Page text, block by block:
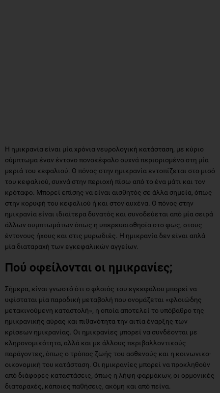
Η ημικρανία είναι μία χρόνια νευρολογική κατάσταση, με κύριο
σύμπτωμα έναν έντονο πονοκέφαλο συχνά περιορισμένο στη μία
μεριά του κεφαλιού. Ο πόνος στην ημικρανία εντοπίζεται στο μισό
του κεφαλιού, συχνά στην περιοχή πίσω από το ένα μάτι και τον
κρόταφο. Μπορεί επίσης να είναι αισθητός σε άλλα σημεία, όπως
στην κορυφή του κεφαλιού ή και στον αυχένα. Ο πόνος στην
ημικρανία είναι ιδιαίτερα δυνατός και συνοδεύεται από μία σειρά
άλλων συμπτωμάτων όπως η υπερευαισθησία στο φως, στους
έντονους ήχους και στις μυρωδιές. Η ημικρανία δεν είναι απλά
μία διαταραχή των εγκεφαλικών αγγείων.
Πού οφείλονται οι ημικρανίες;
Σήμερα, είναι γνωστό ότι ο φλοιός του εγκεφάλου μπορεί να
υφίσταται μία παροδική μεταβολή που ονομάζεται «φλοιώδης
μετακινούμενη καταστολή», η οποία αποτελεί το υπόβαθρο της
ημικρανικής αύρας και πιθανότητα την αιτία έναρξης των
κρίσεων ημικρανίας. Οι ημικρανίες μπορεί να συνδέονται με
κληρονομικότητα, αλλά και με άλλους περιβαλλοντικούς
παράγοντες, όπως ο τρόπος ζωής του ασθενούς και η κοινωνικο-
οικονομική του κατάσταση. Οι ημικρανίες μπορεί να προκληθούν
από διάφορες καταστάσεις, όπως η λήψη φαρμάκων, οι ορμονικές
διαταραχές, κάποιες παθήσεις, ακόμη και από πείνα.